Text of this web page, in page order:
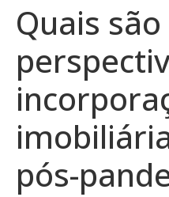
Quais são
pós-